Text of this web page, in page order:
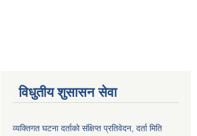
विधुतीय शुसासन सेवा
व्यक्तिगत घटना दर्ताको संक्षिप्त प्रतिवेदन, दर्ता मिति